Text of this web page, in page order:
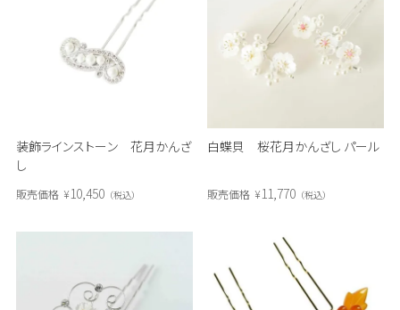
装飾ラインストーン 花月かんざ
し
販売価格 ¥10,450 税込
白蝶貝 桜花月かんざし パール
販売価格 ¥11,770 税込